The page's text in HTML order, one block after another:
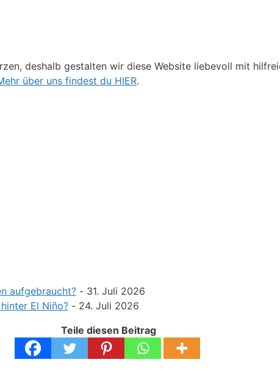
deshalb gestalten wir diese Website liebevoll mit
über uns findest du HIER.
aufgebraucht? - 31. Juli 2026
El Niño? - 24. Juli 2026
Teile diesen Beitrag